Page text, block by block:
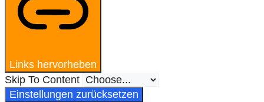
Links hervorheben
Skip To Content
Einstellungen zurücksetzen